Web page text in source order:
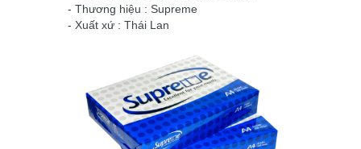
- Thương hiệu : Supreme
- Xuất xứ : Thái Lan